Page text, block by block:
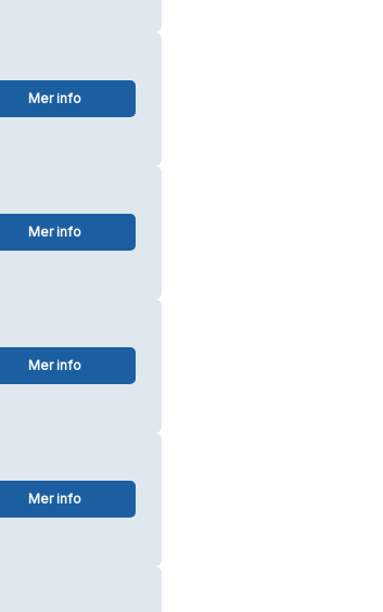
Mer info
Mer info
Mer info
Mer info